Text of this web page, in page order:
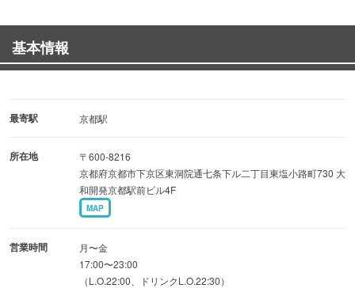
間をお過ごしくださいませ。
◆飲み放題付き宴会コース◆
早い時間（〜17時）・遅い時間（21時〜）はもっとお得
割引クーポンはクーポンページをご覧ください♪
基本情報
最寄駅 京都駅
所在地
〒600-8216
京都府京都市下京区東洞院通七条下ル二丁目東塩小路町730 大
和開発京都駅前ビル4F
MAP
営業時間
月〜金
17:00〜23:00
（L.O.22:00、ドリンクL.O.22:30）